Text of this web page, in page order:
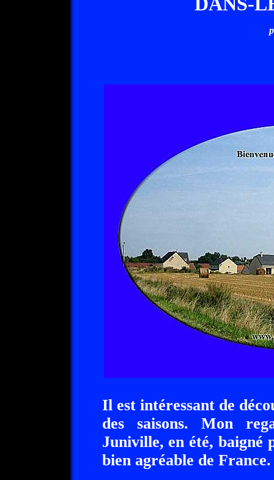
Il est intéressant de
des saisons. Mon
Juniville, en été, baigné
bien agréable de France.